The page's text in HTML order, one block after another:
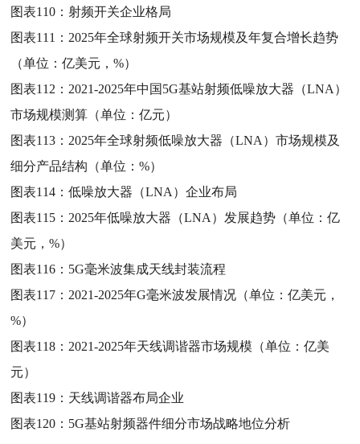
图表110： 射频开关企业格局
图表111： 2025年全球射频开关市场规模及年复合增长趋势
（单位：亿美元，%）
图表112： 2021-2025年中国5G基站射频低噪放大器（LNA）
市场规模测算（单位：亿元）
图表113： 2025年全球射频低噪放大器（LNA）市场规模及
细分产品结构（单位：%）
图表114：低噪放大器（LNA）企业布局
图表115： 2025年低噪放大器（LNA）发展趋势（单位：亿
美元，%）
图表116： 5G毫米波集成天线封装流程
图表117： 2021-2025年G毫米波发展情况（单位：亿美元，
%）
图表118： 2021-2025年天线调谐器市场规模（单位：亿美
元）
图表119： 天线调谐器布局企业
图表120： 5G基站射频器件细分市场战略地位分析